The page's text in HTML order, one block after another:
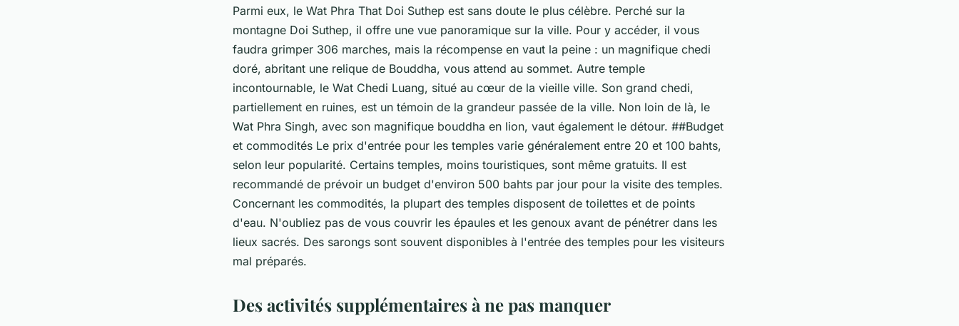
Parmi eux, le Wat Phra That Doi Suthep est sans doute le plus célèbre. Perché sur la
montagne Doi Suthep, il offre une vue panoramique sur la ville. Pour y accéder, il vous
faudra grimper 306 marches, mais la récompense en vaut la peine : un magnifique chedi
doré, abritant une relique de Bouddha, vous attend au sommet. Autre temple
incontournable, le Wat Chedi Luang, situé au cœur de la vieille ville. Son grand chedi,
partiellement en ruines, est un témoin de la grandeur passée de la ville. Non loin de là, le
Wat Phra Singh, avec son magnifique bouddha en lion, vaut également le détour. ##Budget
et commodités Le prix d'entrée pour les temples varie généralement entre 20 et 100 bahts,
selon leur popularité. Certains temples, moins touristiques, sont même gratuits. Il est
recommandé de prévoir un budget d'environ 500 bahts par jour pour la visite des temples.
Concernant les commodités, la plupart des temples disposent de toilettes et de points
d'eau. N'oubliez pas de vous couvrir les épaules et les genoux avant de pénétrer dans les
lieux sacrés. Des sarongs sont souvent disponibles à l'entrée des temples pour les visiteurs
mal préparés.
Des activités supplémentaires à ne pas manquer